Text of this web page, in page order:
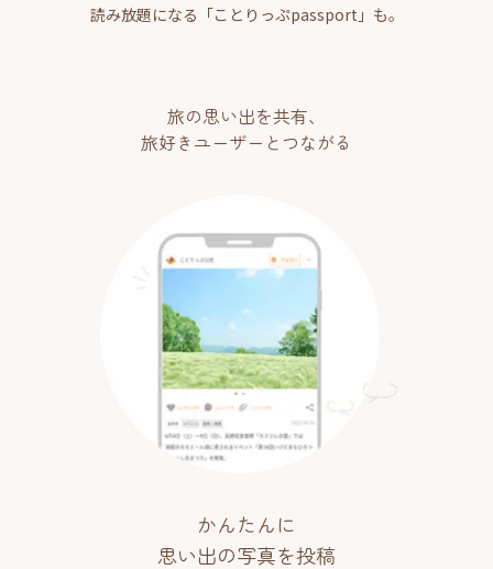
読み放題になる「ことりっぷpassport」も。
旅の思い出を共有、
旅好きユーザーとつながる
かんたんに
思い出の写真を投稿